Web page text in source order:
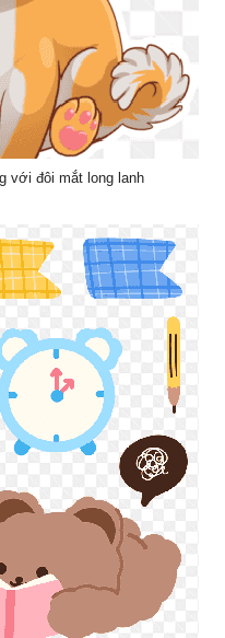
với đôi mắt long lanh